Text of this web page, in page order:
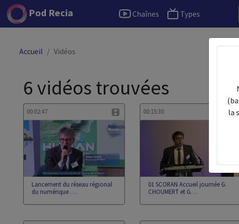
Pod Recia Chaînes Types
Accueil Vidéos
6 vidéos trouvées
00:02:47
Lancement du réseau régional
du numérique …
00:15:30
01 SCORAN Accueil journée G.
CHOUMERT et G…
la